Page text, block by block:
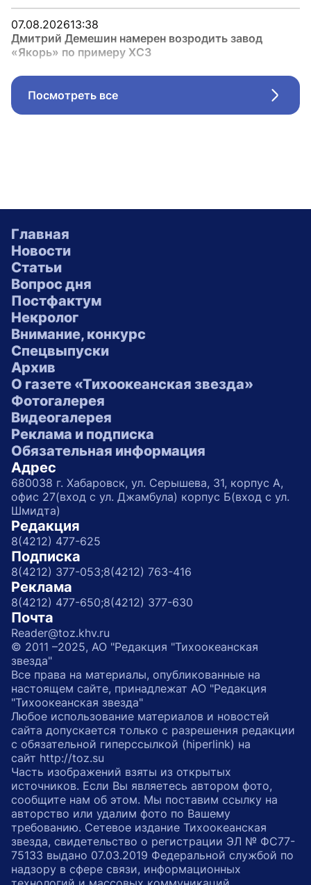
07.08.202613:38
Дмитрий Демешин намерен возродить завод
«Якорь» по примеру ХСЗ
Посмотреть все
Главная
Новости
Статьи
Вопрос дня
Постфактум
Некролог
Внимание, конкурс
Спецвыпуски
Архив
О газете «Тихоокеанская звезда»
Фотогалерея
Видеогалерея
Реклама и подписка
Обязательная информация
Адрес
680038 г. Хабаровск, ул. Серышева, 31, корпус А,
офис 27(вход с ул. Джамбула) корпус Б(вход с ул.
Шмидта)
Редакция
8(4212) 477-625
Подписка
8(4212) 377-053;8(4212) 763-416
Реклама
8(4212) 477-650;8(4212) 377-630
Почта
Reader@toz.khv.ru
© 2011 –2025, АО "Редакция "Тихоокеанская
звезда"
Все права на материалы, опубликованные на
настоящем сайте, принадлежат АО "Редакция
"Тихоокеанская звезда"
Любое использование материалов и новостей
сайта допускается только с разрешения редакции
с обязательной гиперссылкой (hiperlink) на
сайт http://toz.su
Часть изображений взяты из открытых
источников. Если Вы являетесь автором фото,
сообщите нам об этом. Мы поставим ссылку на
авторство или удалим фото по Вашему
требованию. Сетевое издание Тихоокеанская
звезда, свидетельство о регистрации ЭЛ № ФС77-
75133 выдано 07.03.2019 Федеральной службой по
надзору в сфере связи, информационных